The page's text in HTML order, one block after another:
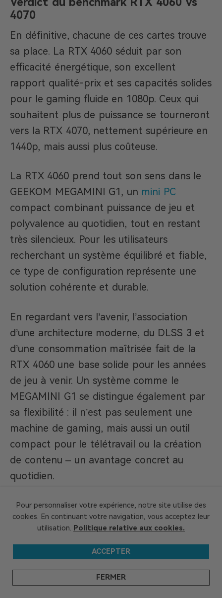
4070
En définitive, chacune de ces cartes trouve
sa place. La RTX 4060 séduit par son
efficacité énergétique, son excellent
rapport qualité-prix et ses capacités solides
pour le gaming fluide en 1080p. Ceux qui
souhaitent plus de puissance se tourneront
vers la RTX 4070, nettement supérieure en
1440p, mais aussi plus coûteuse.
La RTX 4060 prend tout son sens dans le
GEEKOM MEGAMINI G1, un mini PC
compact combinant puissance de jeu et
polyvalence au quotidien, tout en restant
très silencieux. Pour les utilisateurs
recherchant un système équilibré et fiable,
ce type de configuration représente une
solution cohérente et durable.
En regardant vers l’avenir, l’association
d’une architecture moderne, du DLSS 3 et
d’une consommation maîtrisée fait de la
RTX 4060 une base solide pour les années
de jeu à venir. Un système comme le
MEGAMINI G1 se distingue également par
sa flexibilité : il n’est pas seulement une
machine de gaming, mais aussi un outil
compact pour le télétravail ou la création
de contenu – un avantage concret au
quotidien.
Geekom
GEEKOM a établi son siège de recherche et
filiales dans de nombreux pays à travers le
monde. Les membres de notre équipe centrale
sont les piliers techniques ayant déjà travaillé
chez Inventec, Quanta et d'autres entreprises
Pour personnaliser votre expérience, notre site utilise des
cookies. En continuant votre navigation, vous acceptez leur
utilisation. Politique relative aux cookies.
ACCEPTER
FERMER